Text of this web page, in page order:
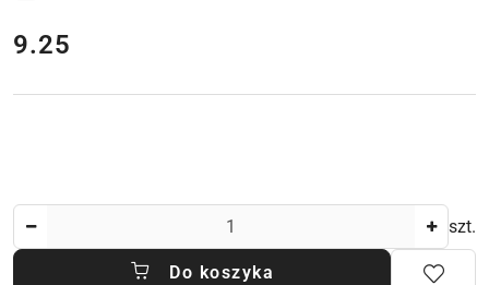
cena:
9.25
szt.
Do koszyka